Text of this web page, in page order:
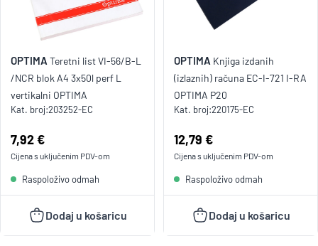
OPTIMA Teretni list VI-56/B-L
/NCR blok A4 3x50l perf L
vertikalni OPTIMA
Kat. broj:203252-EC
Cijena:
7,92 €
Cijena s uključenim PDV-om
Raspoloživo odmah
Dodaj u košaricu
OPTIMA Knjiga izdanih
(izlaznih) računa EC-I-721 I-RA
OPTIMA P20
Kat. broj:220175-EC
Cijena:
12,79 €
Cijena s uključenim PDV-om
Raspoloživo odmah
Dodaj u košaricu